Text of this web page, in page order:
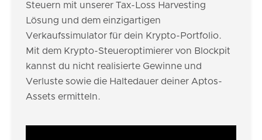
Steuern mit unserer Tax-Loss Harvesting
Lösung und dem einzigartigen
Verkaufssimulator für dein Krypto-Portfolio.
Mit dem Krypto-Steueroptimierer von Blockpit
kannst du nicht realisierte Gewinne und
Verluste sowie die Haltedauer deiner Aptos-
Assets ermitteln.